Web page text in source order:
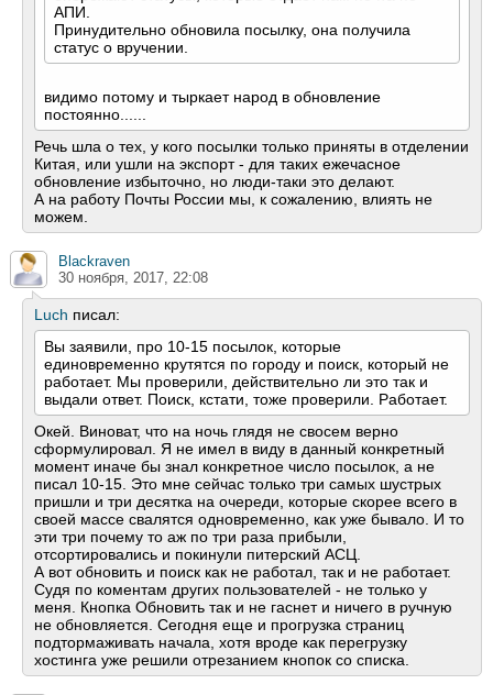
АПИ.
Принудительно обновила посылку, она получила
статус о вручении.
видимо потому и тыркает народ в обновление
постоянно......
Речь шла о тех, у кого посылки только приняты в отделении
Китая, или ушли на экспорт - для таких ежечасное
обновление избыточно, но люди-таки это делают.
А на работу Почты России мы, к сожалению, влиять не
можем.
Blackraven
30 ноября, 2017, 22:08
Luch писал:
Вы заявили, про 10-15 посылок, которые
единовременно крутятся по городу и поиск, который не
работает. Мы проверили, действительно ли это так и
выдали ответ. Поиск, кстати, тоже проверили. Работает.
Окей. Виноват, что на ночь глядя не свосем верно
сформулировал. Я не имел в виду в данный конкретный
момент иначе бы знал конкретное число посылок, а не
писал 10-15. Это мне сейчас только три самых шустрых
пришли и три десятка на очереди, которые скорее всего в
своей массе свалятся одновременно, как уже бывало. И то
эти три почему то аж по три раза прибыли,
отсортировались и покинули питерский АСЦ.
А вот обновить и поиск как не работал, так и не работает.
Судя по коментам других пользователей - не только у
меня. Кнопка Обновить так и не гаснет и ничего в ручную
не обновляется. Сегодня еще и прогрузка страниц
подтормаживать начала, хотя вроде как перегрузку
хостинга уже решили отрезанием кнопок со списка.